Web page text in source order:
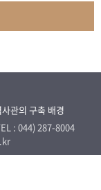
관의 구축 배경
: 044) 287-8004